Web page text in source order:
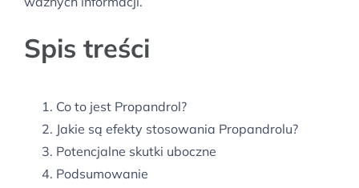
Spis treści
Co to jest Propandrol?
Jakie są efekty stosowania Propandrolu?
Potencjalne skutki uboczne
Podsumowanie